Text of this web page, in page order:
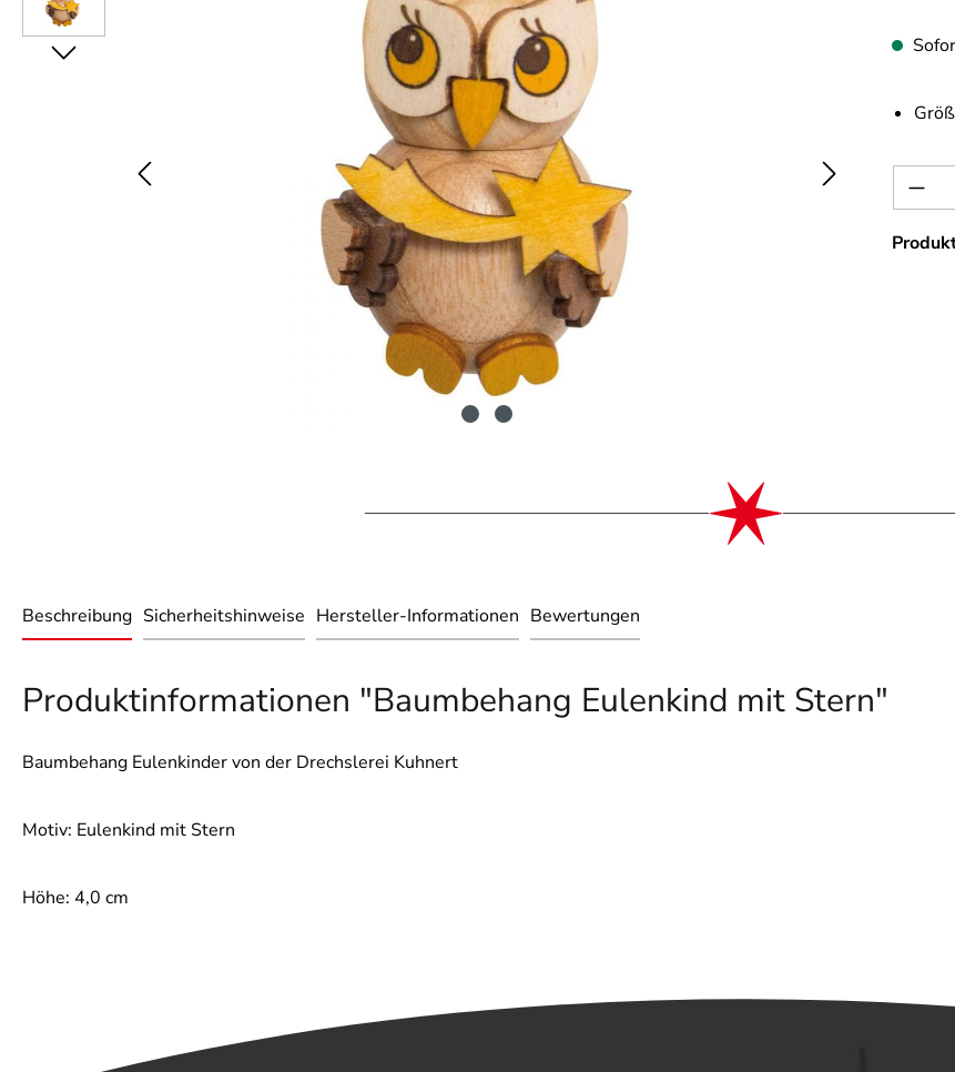
Beschreibung Sicherheitshinweise Hersteller-Informationen Bewertungen
Produktinformationen "Baumbehang Eulenkind mit Stern"
Baumbehang Eulenkinder von der Drechslerei Kuhnert
Motiv: Eulenkind mit Stern
Höhe: 4,0 cm